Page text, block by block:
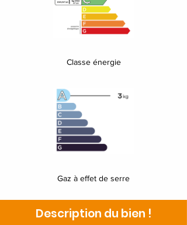
Classe énergie
Gaz à effet de serre
Description du bien !